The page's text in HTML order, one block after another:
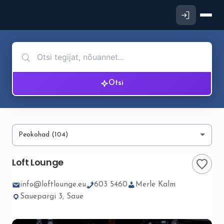
Otsi
Loft Lounge
info@loftlounge.eu 603 5460
Merle Kalm
Sauepargi 3, Saue